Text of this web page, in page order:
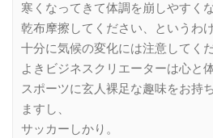
寒くなってきて体調を崩しやすく
乾布摩擦してください、というわ
十分に気候の変化には注意してくだ
よきビジネスクリエーターは心と
スポーツに玄人裸足な趣味をお持
ますし、
サッカーしかり。